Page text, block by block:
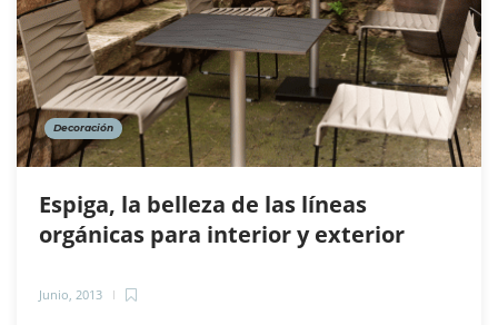
Decoración
Espiga, la belleza de las líneas
orgánicas para interior y exterior
Junio, 2013